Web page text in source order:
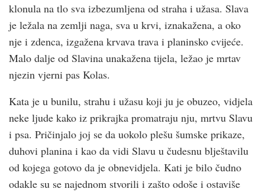
klonula na tlo sva izbezumljena od straha i užasa. Slava
je ležala na zemlji naga, sva u krvi, iznakažena, a oko
nje i zdenca, izgažena krvava trava i planinsko cvijeće.
Malo dalje od Slavina unakažena tijela, ležao je mrtav
njezin vjerni pas Kolas.
Kata je u bunilu, strahu i užasu koji ju je obuzeo, vidjela
neke ljude kako iz prikrajka promatraju nju, mrtvu Slavu
i psa. Pričinjalo joj se da uokolo plešu šumske prikaze,
duhovi planina i kao da vidi Slavu u čudesnu blještavilu
od kojega gotovo da je obnevidjela. Kati je bilo čudno
odakle su se najednom stvorili i zašto odoše i ostaviše